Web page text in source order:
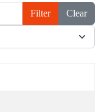
Filter
Clear